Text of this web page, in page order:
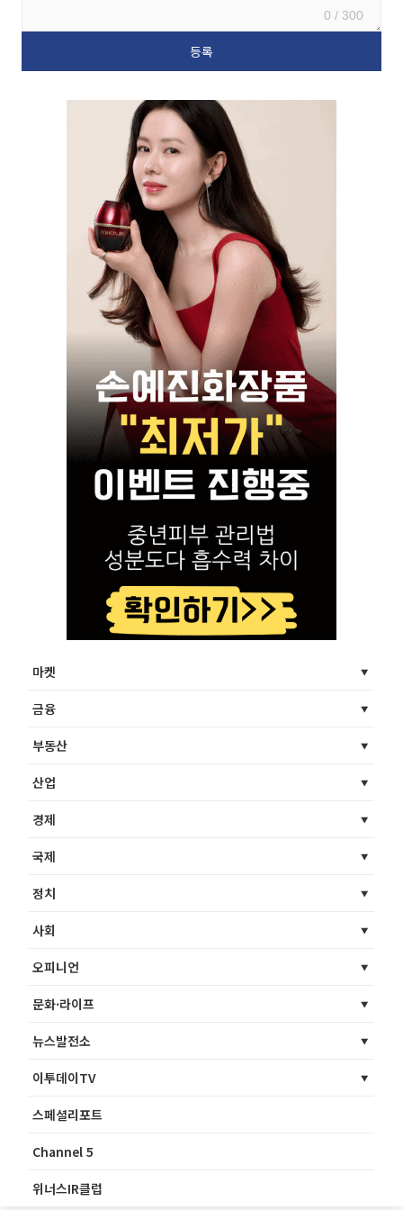
0 / 300
마켓
금융
부동산
산업
경제
국제
정치
사회
오피니언
문화·라이프
뉴스발전소
이투데이TV
스페셜리포트
Channel 5
위너스IR클럽